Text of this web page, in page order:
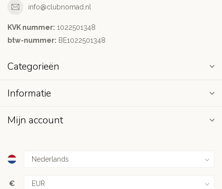
info@clubnomad.nl
KVK nummer: 1022501348
btw-nummer: BE1022501348
Categorieën
Informatie
Mijn account
€